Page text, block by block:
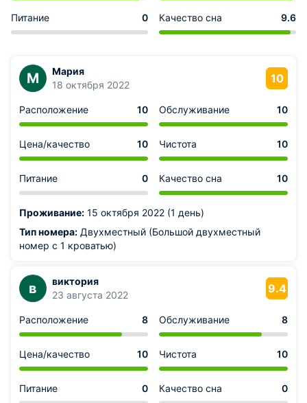
Питание 0 Качество сна 9.6
М
Мария
18 октября 2022
10
Расположение 10 Обслуживание 10
Цена/качество 10 Чистота 10
Питание 0 Качество сна 10
Проживание: 15 октября 2022 (1 день)
Тип номера: Двухместный (Большой двухместный
номер с 1 кроватью)
в
виктория
23 августа 2022
9.4
Расположение 8 Обслуживание 8
Цена/качество 10 Чистота 10
Питание 0 Качество сна 0